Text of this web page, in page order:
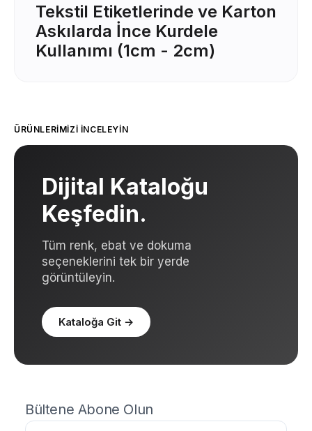
Tekstil Etiketlerinde ve Karton
Askılarda İnce Kurdele
Kullanımı (1cm - 2cm)
ÜRÜNLERIMIZI İNCELEYIN
Dijital Kataloğu
Keşfedin.
Tüm renk, ebat ve dokuma
seçeneklerini tek bir yerde
görüntüleyin.
Kataloğa Git →
Bültene Abone Olun